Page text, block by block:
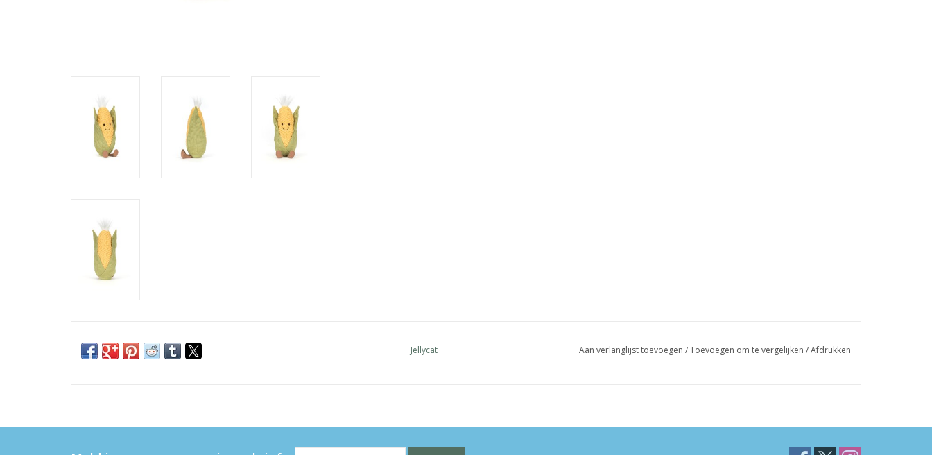
Jellycat Aan verlanglijst toevoegen /Toevoegen om te vergelijken /Afdrukken